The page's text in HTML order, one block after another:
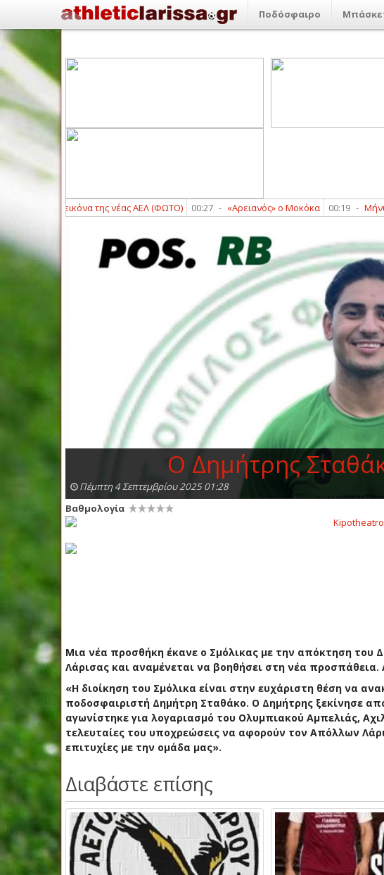
Ποδόσφαιρο
εικόνα της νέας ΑΕΛ (ΦΩΤΟ) 00:27 - «Αρειανός» ο Μοκόκα 00:19 - Μήνυμα
Ο Δημήτρης
Πέμπτη 4 Σεπτεμβρίου 2025 01:28
Βαθμολογία
Μια νέα προσθήκη έκανε ο Σμόλικας με την απόκτηση
Λάρισας και αναμένεται να βοηθήσει στη νέα προσπάθεια.
«Η διοίκηση του Σμόλικα είναι στην ευχάριστη θέση να
ποδοσφαιριστή Δημήτρη Σταθάκο. Ο Δημήτρης ξεκίνησε
αγωνίστηκε για λογαριασμό του Ολυμπιακού Αμπελιάς,
τελευταίες του υποχρεώσεις να αφορούν τον Απόλλων
επιτυχίες με την ομάδα μας».
Διαβάστε επίσης